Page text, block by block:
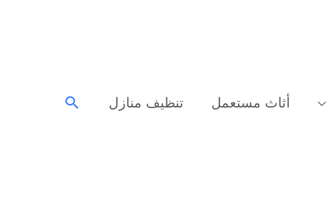
أثاث مستعمل تنظيف منازل البحث